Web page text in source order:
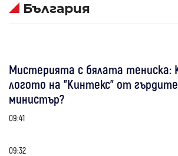
България
Мистерията с бялата тениска:
логото на "Кинтекс" от
министър?
09:41
09:32